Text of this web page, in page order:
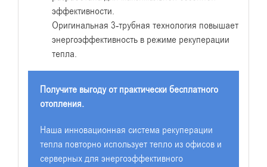
эффективности.
Оригинальная 3-трубная технология повышает
энергоэффективность в режиме рекуперации
тепла.
Получите выгоду от практически бесплатного
отопления.
Наша инновационная система рекуперации
тепла повторно использует тепло из офисов и
серверных для энергоэффективного